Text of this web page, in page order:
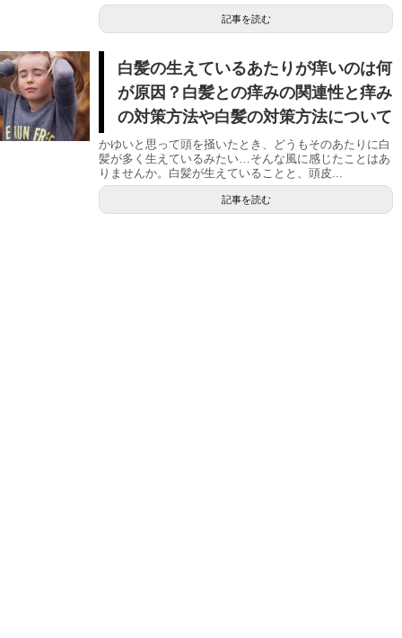
記事を読む
白髪の生えているあたりが痒いのは何
が原因？白髪との痒みの関連性と痒み
の対策方法や白髪の対策方法について
かゆいと思って頭を掻いたとき、どうもそのあたりに白
髪が多く生えているみたい…そんな風に感じたことはあ
りませんか。白髪が生えていることと、頭皮...
記事を読む